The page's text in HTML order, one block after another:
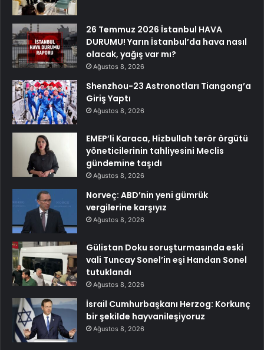
26 Temmuz 2026 İstanbul HAVA
DURUMU! Yarın İstanbul’da hava nasıl
olacak, yağış var mı?
Ağustos 8, 2026
Shenzhou-23 Astronotları Tiangong’a
Giriş Yaptı
Ağustos 8, 2026
EMEP’li Karaca, Hizbullah terör örgütü
yöneticilerinin tahliyesini Meclis
gündemine taşıdı
Ağustos 8, 2026
Norveç: ABD’nin yeni gümrük
vergilerine karşıyız
Ağustos 8, 2026
Gülistan Doku soruşturmasında eski
vali Tuncay Sonel’in eşi Handan Sonel
tutuklandı
Ağustos 8, 2026
İsrail Cumhurbaşkanı Herzog: Korkunç
bir şekilde hayvanileşiyoruz
Ağustos 8, 2026